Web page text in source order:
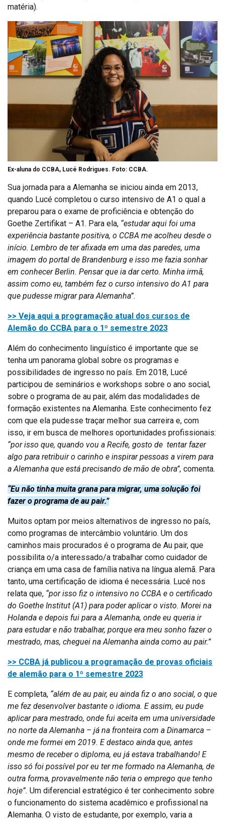
matéria).
Ex-aluna do CCBA, Lucé Rodrigues. Foto: CCBA.
Sua jornada para a Alemanha se iniciou ainda em 2013,
quando Lucé completou o curso intensivo de A1 o qual a
preparou para o exame de proficiência e obtenção do
Goethe Zertifikat – A1. Para ela, “estudar aqui foi uma
experiência bastante positiva, o CCBA me acolheu desde o
início. Lembro de ter afixada em uma das paredes, uma
imagem do portal de Brandenburg e isso me fazia sonhar
em conhecer Berlin. Pensar que ia dar certo. Minha irmã,
assim como eu, também fez o curso intensivo do A1 para
que pudesse migrar para Alemanha”.
>> Veja aqui a programação atual dos cursos de
Alemão do CCBA para o 1º semestre 2023
Além do conhecimento linguístico é importante que se
tenha um panorama global sobre os programas e
possibilidades de ingresso no país. Em 2018, Lucé
participou de seminários e workshops sobre o ano social,
sobre o programa de au pair, além das modalidades de
formação existentes na Alemanha. Este conhecimento fez
com que ela pudesse traçar melhor sua carreira e, com
isso, ir em busca de melhores oportunidades profissionais:
“por isso que, quando vou a Recife, gosto de tentar fazer
algo para retribuir o carinho e inspirar pessoas a virem para
a Alemanha que está precisando de mão de obra”, comenta.
“Eu não tinha muita grana para migrar, uma solução foi
fazer o programa de au pair.”
Muitos optam por meios alternativos de ingresso no país,
como programas de intercâmbio voluntário. Um dos
caminhos mais procurados é o programa de Au pair, que
possibilita o/a interessado/a trabalhar como cuidador de
criança em uma casa de família nativa na língua alemã. Para
tanto, uma certificação de idioma é necessária. Lucé nos
relata que, “por isso fiz o intensivo no CCBA e o certificado
do Goethe Institut (A1) para poder aplicar o visto. Morei na
Holanda e depois fui para a Alemanha, onde eu queria ir
para estudar e não trabalhar, porque era meu sonho fazer o
mestrado, mas, cheguei na Alemanha ainda como au pair.”
>> CCBA já publicou a programação de provas oficiais
de alemão para o 1º semestre 2023
E completa, “além de au pair, eu ainda fiz o ano social, o que
me fez desenvolver bastante o idioma. E assim, eu pude
aplicar para mestrado, onde fui aceita em uma universidade
no norte da Alemanha – já na fronteira com a Dinamarca –
onde me formei em 2019. E destaco ainda que, antes
mesmo de receber o diploma, eu já estava trabalhando! E
isso só foi possível por eu ter me formado na Alemanha, de
outra forma, provavelmente não teria o emprego que tenho
hoje”. Um diferencial estratégico é ter conhecimento sobre
o funcionamento do sistema acadêmico e profissional na
Alemanha. O visto de estudante, por exemplo, varia a